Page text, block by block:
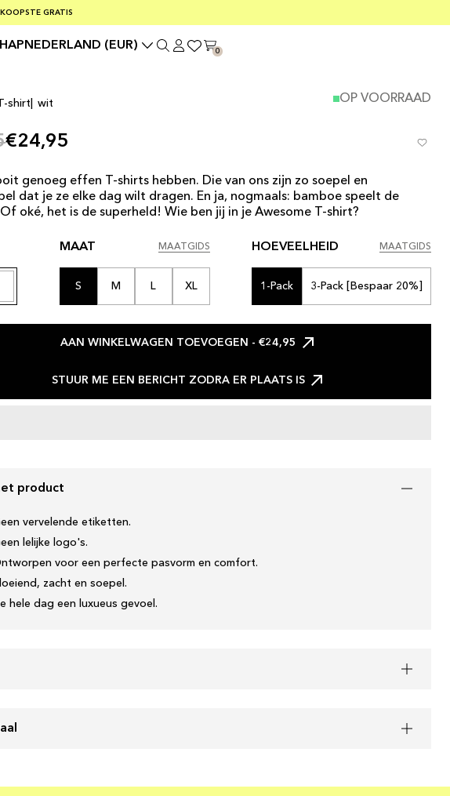
GRATIS
DAN € 75
NEDERLAND (EUR) 0
shirt| wit OP VOORRAAD
€24,95
genoeg effen T-shirts hebben. Die van ons zijn zo soepel en
dat je ze elke dag wilt dragen. En ja, nogmaals: bamboe speelt de
oké, het is de superheld! Wie ben jij in je Awesome T-shirt?
MAAT
MAATGIDS
S M L XL
HOEVEELHEID
MAATGIDS
1-Pack 3-Pack [bespaar 20%]
AAN WINKELWAGEN TOEVOEGEN - €24,95
STUUR ME EEN BERICHT ZODRA ER PLAATS IS
product
vervelende etiketten.
lelijke logo's.
voor een perfecte pasvorm en comfort.
zacht en soepel.
hele dag een luxueus gevoel.